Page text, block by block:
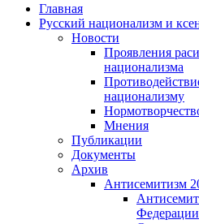
Главная
Русский национализм и
Новости
Проявления
национализма
национализму
Мнения
Публикации
Документы
Архив
Антисемитизм
Федерации